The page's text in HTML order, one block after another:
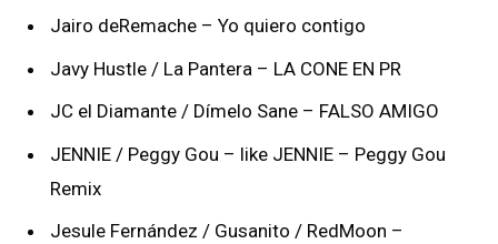
Jairo deRemache – Yo quiero contigo
Javy Hustle / La Pantera – LA CONE EN PR
JC el Diamante / Dímelo Sane – FALSO AMIGO
JENNIE / Peggy Gou – like JENNIE – Peggy Gou
Remix
Jesule Fernández / Gusanito / RedMoon –